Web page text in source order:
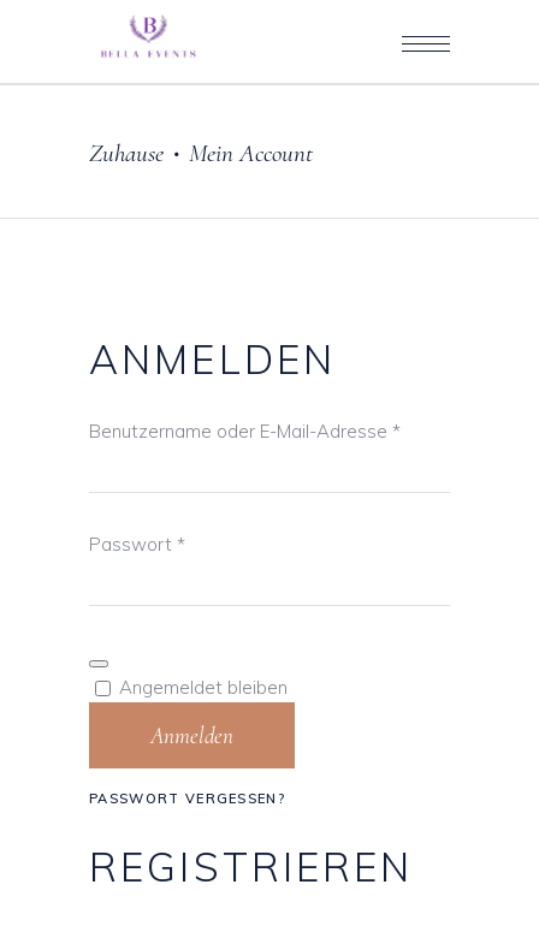
Zuhause • Mein Account
ANMELDEN
Benutzername oder E-Mail-Adresse *
Passwort *
Angemeldet bleiben
Anmelden
PASSWORT VERGESSEN?
REGISTRIEREN